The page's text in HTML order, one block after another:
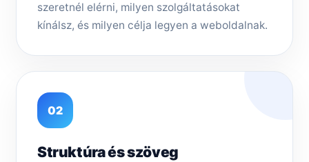
szeretnél elérni, milyen szolgáltatásokat
kínálsz, és milyen célja legyen a weboldalnak.
02
Struktúra és szöveg